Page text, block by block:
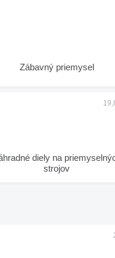
Zábavný priemysel
diely na priemyselných
strojov